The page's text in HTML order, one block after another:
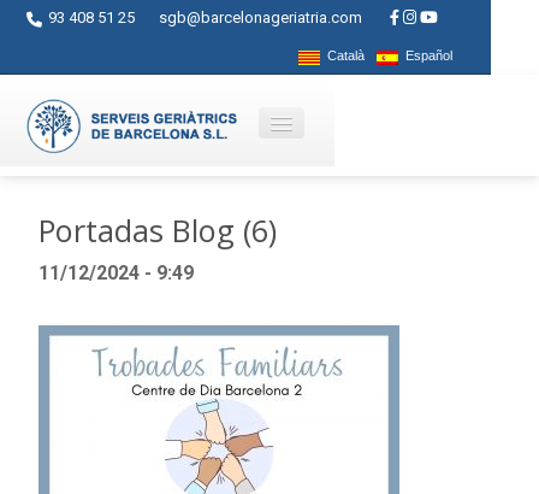
93 408 51 25 sgb@barcelonageriatria.com
Català Español
Servicios
Centros
Portadas Blog (6)
11/12/2024 - 9:49